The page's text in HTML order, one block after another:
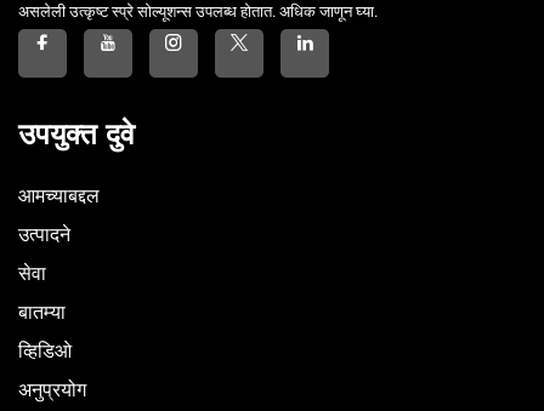
असलेली उत्कृष्ट स्प्रे सोल्यूशन्स उपलब्ध होतात. अधिक जाणून घ्या.
उपयुक्त दुवे
आमच्याबद्दल
उत्पादने
सेवा
बातम्या
व्हिडिओ
अनुप्रयोग